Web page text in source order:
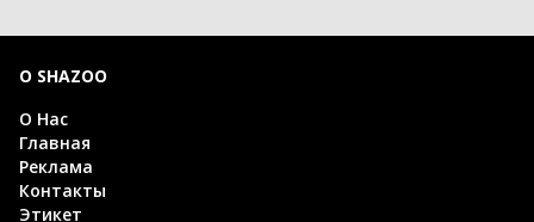
О SHAZOO
О Нас
Главная
Реклама
Контакты
Этикет